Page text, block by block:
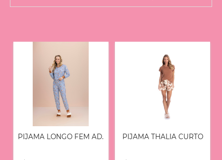
CHAMPAGN
CORAÇÕES
FLORAL COLORIDO
PIJAMA LONGO FEM AD. PIJAMA THALIA CURTO